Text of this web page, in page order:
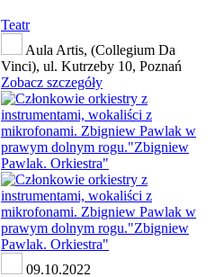
Teatr
Aula Artis, (Collegium Da
Vinci), ul. Kutrzeby 10, Poznań
Zobacz szczegóły
09.10.2022